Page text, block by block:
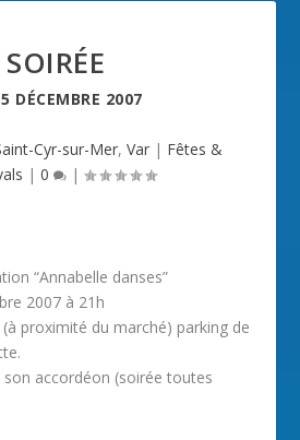
SOIRÉE
DÉCEMBRE 2007
Cyr-sur-Mer, Var | Fêtes &
| 0 |
“Annabelle danses”
2007 à 21h
proximité du marché) parking de
son accordéon (soirée toutes